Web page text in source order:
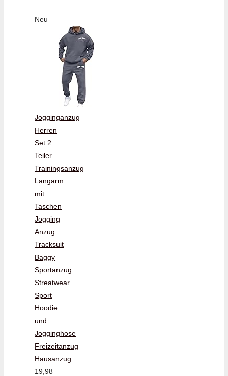
Neu
Jogginganzug
Herren
Set 2
Teiler
Trainingsanzug
Langarm
mit
Taschen
Jogging
Anzug
Tracksuit
Baggy
Sportanzug
Streatwear
Sport
Hoodie
und
Jogginghose
Freizeitanzug
Hausanzug
19,98